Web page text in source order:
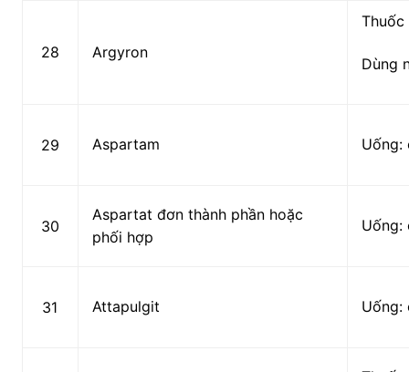
28 Argyron
Dùng
29 Aspartam Uống:
30
Aspartat đơn thành phần hoặc
phối hợp
Uống:
31 Attapulgit Uống: